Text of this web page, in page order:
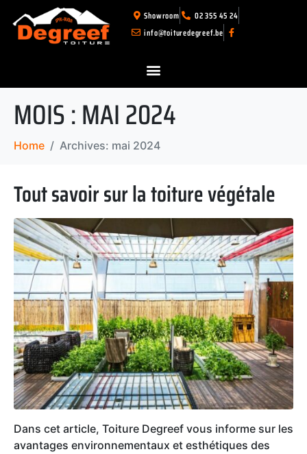
Showroom
02 355 45 24
info@toituredegreef.be
MOIS :MAI 2024
Home Archives: mai 2024
Tout savoir sur la toiture végétale
Dans cet article, Toiture Degreef vous informe sur les
avantages environnementaux et esthétiques des